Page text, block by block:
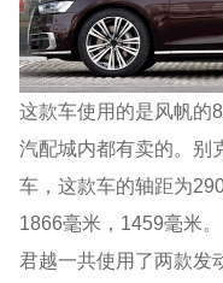
这款车使用的是风帆的
汽配城内都有卖的。别
车，这款车的轴距为
1866毫米，1459毫米。
君越一共使用了两款发